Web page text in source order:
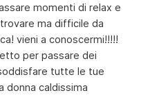
momenti di relax e
ma difficile da
vieni a conoscermi!!!!!
per passare dei
tutte le tue
donna caldissima